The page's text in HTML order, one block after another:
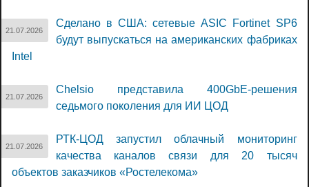
21.07.2026
Сделано в США: сетевые ASIC Fortinet SP6
будут выпускаться на американских фабриках
Intel
21.07.2026
Chelsio представила 400GbE-решения
седьмого поколения для ИИ ЦОД
21.07.2026
РТК-ЦОД запустил облачный мониторинг
качества каналов связи для 20 тысяч
объектов заказчиков «Ростелекома»